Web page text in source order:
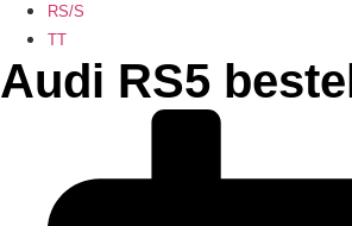
RS/S
TT
Audi RS5